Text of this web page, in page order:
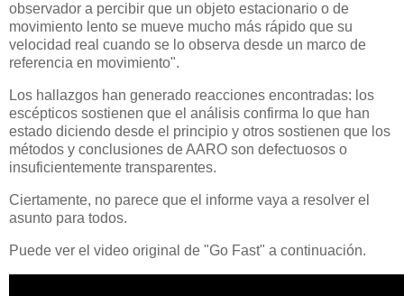
observador a percibir que un objeto estacionario o de
movimiento lento se mueve mucho más rápido que su
velocidad real cuando se lo observa desde un marco de
referencia en movimiento".
Los hallazgos han generado reacciones encontradas: los
escépticos sostienen que el análisis confirma lo que han
estado diciendo desde el principio y otros sostienen que los
métodos y conclusiones de AARO son defectuosos o
insuficientemente transparentes.
Ciertamente, no parece que el informe vaya a resolver el
asunto para todos.
Puede ver el video original de "Go Fast" a continuación.